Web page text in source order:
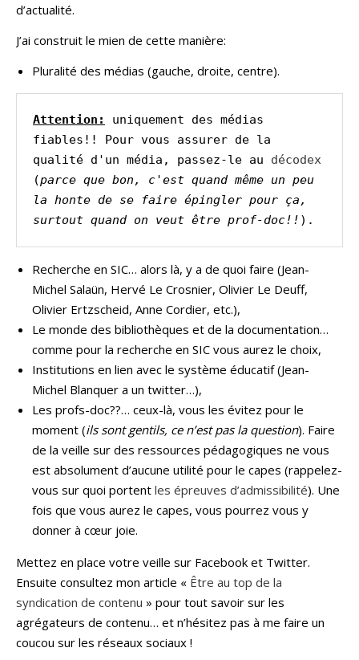
d’actualité.
J’ai construit le mien de cette manière:
Pluralité des médias (gauche, droite, centre).
Attention:
uniquement des médias
fiables!!
Pour vous assurer de la
qualité d'un média, passez-le au décodex
(parce que bon, c'est quand même un peu
la honte de se faire épingler pour ça,
surtout quand on veut être prof-doc!! ).
Recherche en SIC… alors là, y a de quoi faire (Jean-
Michel Salaün, Hervé Le Crosnier, Olivier Le Deuff,
Olivier Ertzscheid, Anne Cordier, etc.),
Le monde des bibliothèques et de la documentation…
comme pour la recherche en SIC vous aurez le choix,
Institutions en lien avec le système éducatif (Jean-
Michel Blanquer a un twitter…),
Les profs-doc??… ceux-là, vous les évitez pour le
moment (ils sont gentils, ce n’est pas la question). Faire
de la veille sur des ressources pédagogiques ne vous
est absolument d’aucune utilité pour le capes (rappelez-
vous sur quoi portent les épreuves d’admissibilité). Une
fois que vous aurez le capes, vous pourrez vous y
donner à cœur joie.
Mettez en place votre veille sur Facebook et Twitter.
Ensuite consultez mon article « Être au top de la
syndication de contenu » pour tout savoir sur les
agrégateurs de contenu… et n’hésitez pas à me faire un
coucou sur les réseaux sociaux !